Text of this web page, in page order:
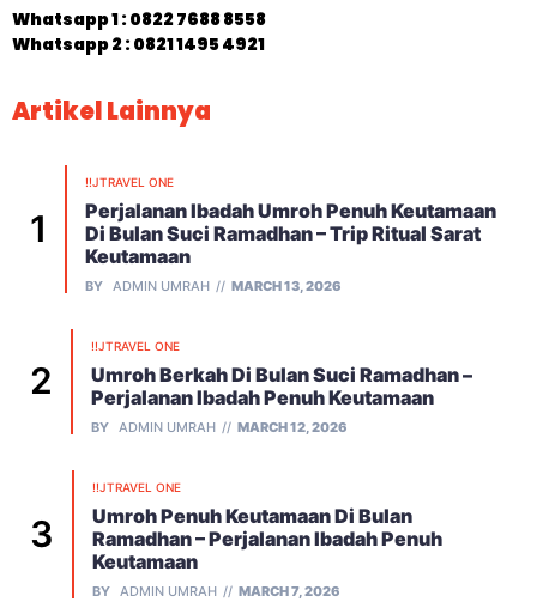
Whatsapp 1 :0822 7688 8558
Whatsapp 2 : 0821 1495 4921
Artikel Lainnya
!!JTRAVEL ONE
Perjalanan Ibadah Umroh Penuh Keutamaan
Di Bulan Suci Ramadhan – Trip Ritual Sarat
Keutamaan
BY ADMIN UMRAH MARCH 13, 2026
!!JTRAVEL ONE
Umroh Berkah Di Bulan Suci Ramadhan –
Perjalanan Ibadah Penuh Keutamaan
BY ADMIN UMRAH MARCH 12, 2026
!!JTRAVEL ONE
Umroh Penuh Keutamaan Di Bulan
Ramadhan – Perjalanan Ibadah Penuh
Keutamaan
BY ADMIN UMRAH MARCH 7, 2026